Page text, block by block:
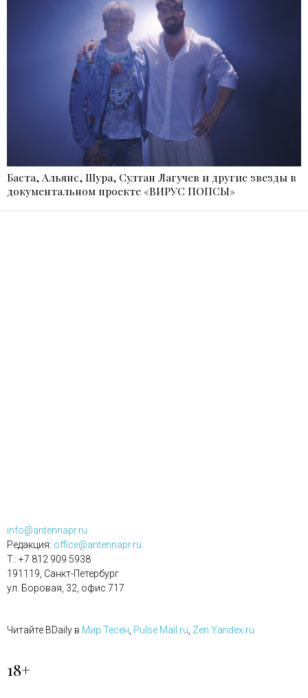
Баста, Альянс, Шура, Султан Лагучев и другие звезды в
документальном проекте «ВИРУС ПОПСЫ»
info@antennapr.ru
Редакция: office@antennapr.ru
T.: +7 812 909 5938
191119, Санкт-Петербург
ул. Боровая, 32, офис 717
Читайте BDaily в Мир Тесен Pulse.Mail.ru Zen.Yandex.ru
18+